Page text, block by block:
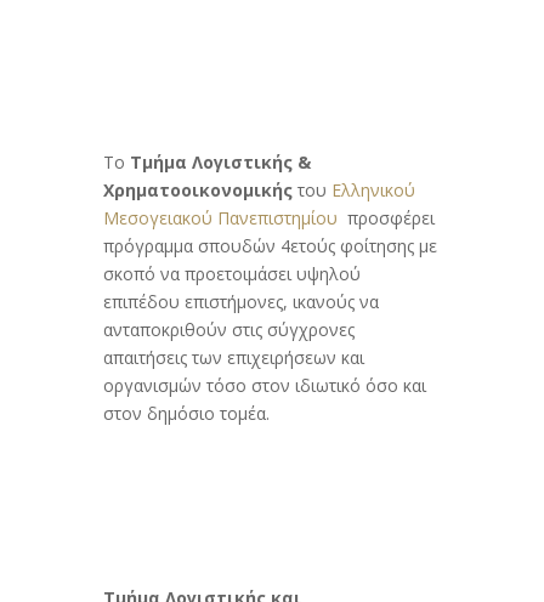
Το Τμήμα Λογιστικής &
Χρηματοοικονομικής του Ελληνικού
Μεσογειακού Πανεπιστημίου προσφέρει
πρόγραμμα σπουδών 4ετούς φοίτησης με
σκοπό να προετοιμάσει υψηλού
επιπέδου επιστήμονες, ικανούς να
ανταποκριθούν στις σύγχρονες
απαιτήσεις των επιχειρήσεων και
οργανισμών τόσο στον ιδιωτικό όσο και
στον δημόσιο τομέα.